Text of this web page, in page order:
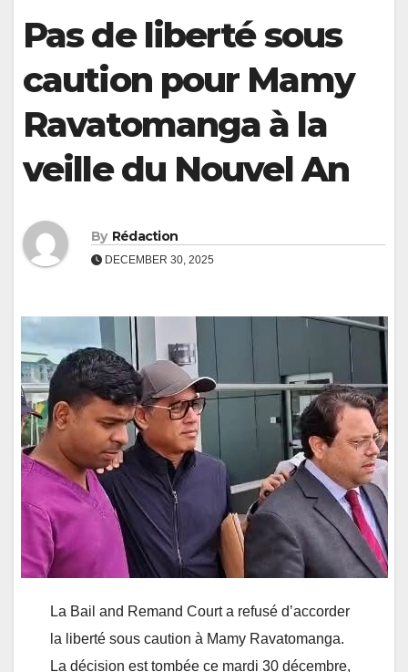
Pas de liberté sous
caution pour Mamy
Ravatomanga à la
veille du Nouvel An
By Rédaction
DECEMBER 30, 2025
La Bail and Remand Court a refusé d’accorder
la liberté sous caution à Mamy Ravatomanga.
La décision est tombée ce mardi 30 décembre,